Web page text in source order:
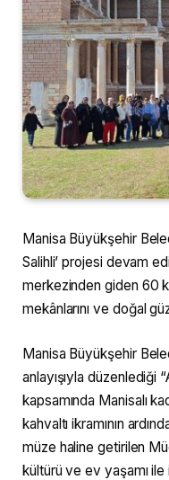
Manisa Büyükşehir
Salihli’ projesi devam
merkezinden giden 60
mekânlarını ve doğal
Manisa Büyükşehir
anlayışıyla düzenlediği
kapsamında Manisalı
kahvaltı ikramının
müze haline getirilen
kültürü ve ev yaşamı